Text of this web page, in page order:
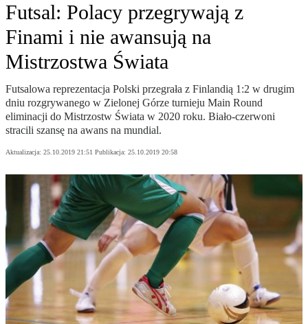
Futsal: Polacy przegrywają z
Finami i nie awansują na
Mistrzostwa Świata
Futsalowa reprezentacja Polski przegrała z Finlandią 1:2 w drugim
dniu rozgrywanego w Zielonej Górze turnieju Main Round
eliminacji do Mistrzostw Świata w 2020 roku. Biało-czerwoni
stracili szansę na awans na mundial.
Aktualizacja: 25.10.2019 21:51 Publikacja: 25.10.2019 20:58